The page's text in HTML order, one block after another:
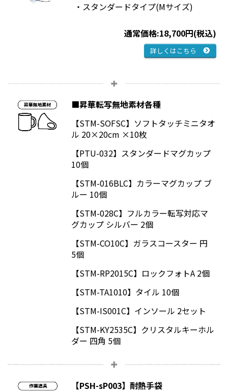
・スタンダードタイプ(Mサイズ)
通常価格:18,700円(税込)
詳しくはこちら
■昇華転写無地素材各種
【STM-SOFSC】 ソフトタッチミニタオ
ル 20×20cm ×10枚
【PTU-032】 スタンダードマグカップ
10個
【STM-016BLC】 カラーマグカップ ブ
ルー 10個
【STM-028C】 フルカラー転写対応マ
グカップ シルバー 2個
【STM-CO10C】 ガラスコースター 円
5個
【STM-RP2015C】 ロックフォトA 2個
【STM-TA1010】 タイル 10個
【STM-IS001C】 インソール 2セット
【STM-KY2535C】 クリスタルキーホル
ダー 四角 5個
【PSH-sP003】耐熱手袋